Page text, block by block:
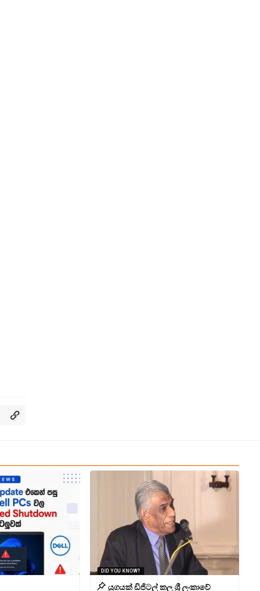
DID YOU KNOW?
යුගයක් ඩිජිටල් කල ශ්‍රී ලංකාවේ